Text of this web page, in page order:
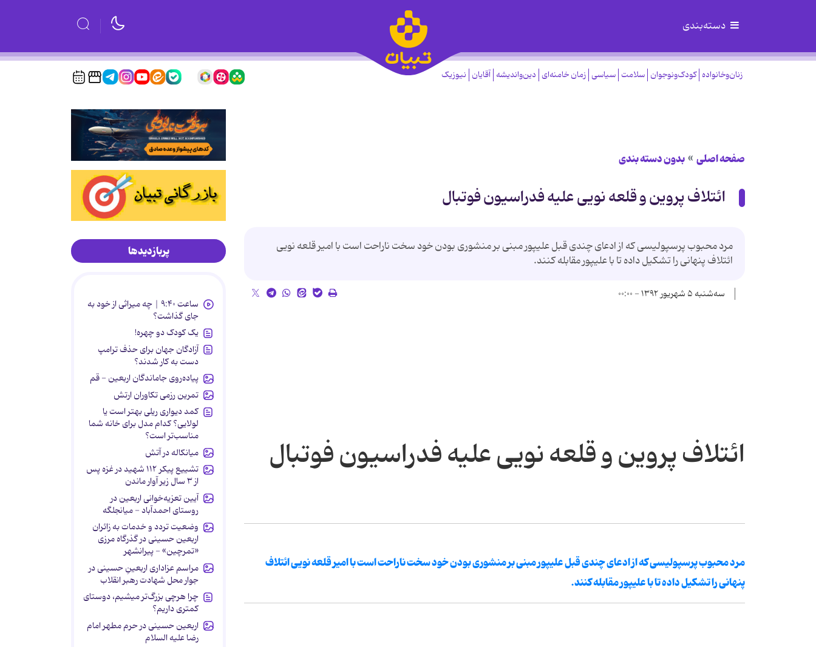
دسته‌بندی
زنان‌وخانواده کودک‌ونوجوان سلامت سیاسی زمان خامنه‌ای دین‌واندیشه آقایان نیوزیک
صفحه اصلی بدون دسته بندی
ائتلاف پروین و قلعه نویی علیه فدراسیون فوتبال
مرد محبوب پرسپولیسی که از ادعای چندی قبل علیپور مبنی بر منشوری بودن خود سخت ناراحت است با امیر قلعه نویی
ائتلاف پنهانی را تشکیل داده تا با علیپور مقابله کنند.
سه‌شنبه ۵ شهریور ۱۳۹۲ - ۰۰:۰۰
ائتلاف پروین و قلعه نویی علیه فدراسیون فوتبال
مرد محبوب پرسپولیسی که از ادعای چندی قبل علیپور مبنی بر منشوری بودن خود سخت ناراحت است با امیر قلعه نویی ائتلاف
پنهانی را تشکیل داده تا با علیپور مقابله کنند.
پربازدیدها
ساعت ۹:۴۰ | چه میراثی از خود به
جای گذاشت؟
یک کودک دو چهره!
آزادگان جهان برای حذف ترامپ
دست به کار شدند؟
پیاده‌روی جاماندگان اربعین - قم
تمرین رزمی تکاوران ارتش
کمد دیواری ریلی بهتر است یا
لولایی؟ کدام مدل برای خانه شما
مناسب‌تر است؟
میانکاله در آتش
تشییع پیکر ۱۱۲ شهید در غزه پس
از ۳ سال زیر آوار ماندن
آیین تعزیه‌خوانی اربعین در
روستای احمدآباد - میانجلگه
وضعیت تردد و خدمات به زائران
اربعین حسینی در گذرگاه مرزی
«تمرچین» - پیرانشهر
مراسم عزاداری اربعینِ حسینی در
جوار محل شهادت رهبر انقلاب
چرا هرچی بزرگ‌تر میشیم، دوستای
کمتری داریم؟
اربعین حسینی در حرم مطهر امام
رضا علیه السلام